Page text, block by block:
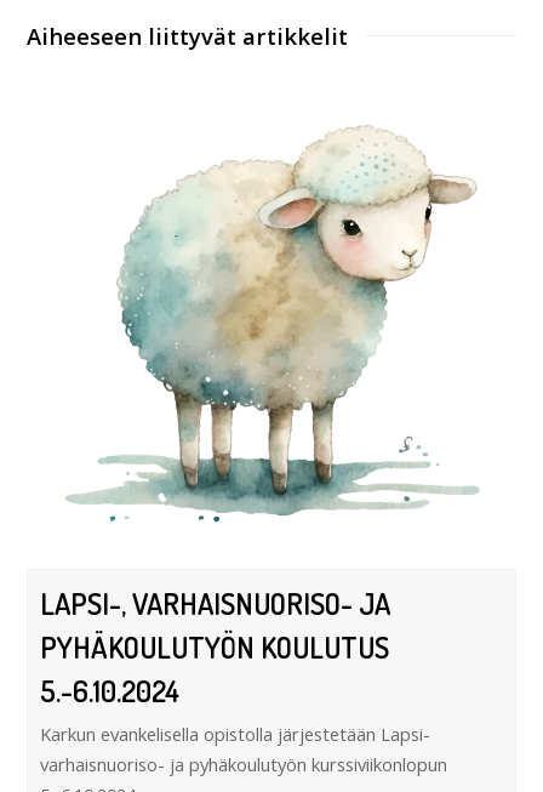
Aiheeseen liittyvät artikkelit
LAPSI-, VARHAISNUORISO- JA
PYHÄKOULUTYÖN KOULUTUS
5.-6.10.2024
Karkun evankelisella opistolla järjestetään Lapsi-
varhaisnuoriso- ja pyhäkoulutyön kurssiviikonlopun